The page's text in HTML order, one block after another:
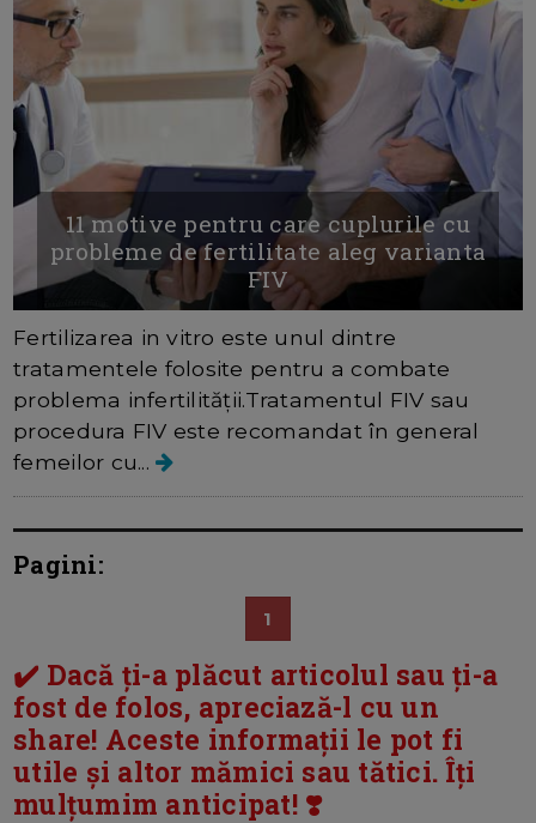
11 motive pentru care cuplurile cu
probleme de fertilitate aleg varianta
FIV
Fertilizarea in vitro este unul dintre
tratamentele folosite pentru a combate
problema infertilității.Tratamentul FIV sau
procedura FIV este recomandat în general
femeilor cu...
Pagini:
1
✔️ Dacă ți-a plăcut articolul sau ți-a
fost de folos, apreciază-l cu un
share! Aceste informații le pot fi
utile și altor mămici sau tătici. Îți
mulțumim anticipat! ❣️